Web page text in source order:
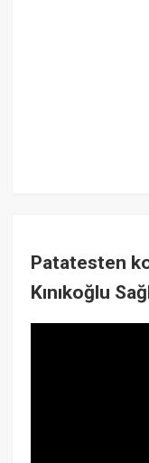
Patatesten
Kınıkoğlu